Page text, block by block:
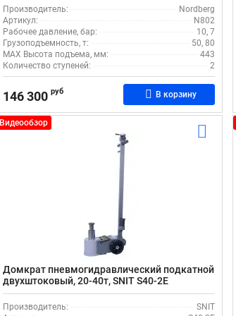
Производитель:
Nordberg
Артикул:
N802
Рабочее давление, бар:
10, 7
Грузоподъемность, т:
50, 80
MAX Высота подъема, мм:
443
Количество ступеней:
2
146 300 руб В корзину
Видеообзор
Домкрат пневмогидравлический подкатной
двухштоковый, 20-40т, SNIT S40-2E
Производитель:
SNIT